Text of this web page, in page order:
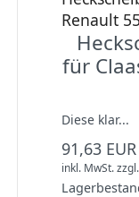
Renault
für
Diese klar...
91,63 EUR
inkl. MwSt.zzgl.